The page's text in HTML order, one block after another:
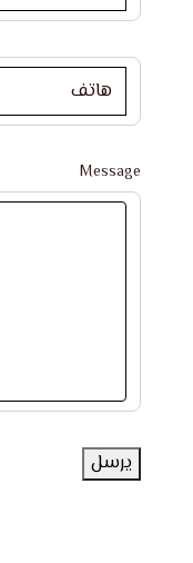
Message
يرسل